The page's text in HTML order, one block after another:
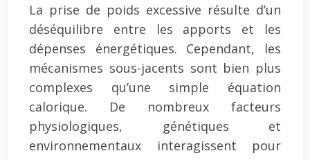
La prise de poids excessive résulte d’un
déséquilibre entre les apports et les
dépenses énergétiques. Cependant, les
mécanismes sous-jacents sont bien plus
complexes qu’une simple équation
calorique. De nombreux facteurs
physiologiques, génétiques et
environnementaux interagissent pour